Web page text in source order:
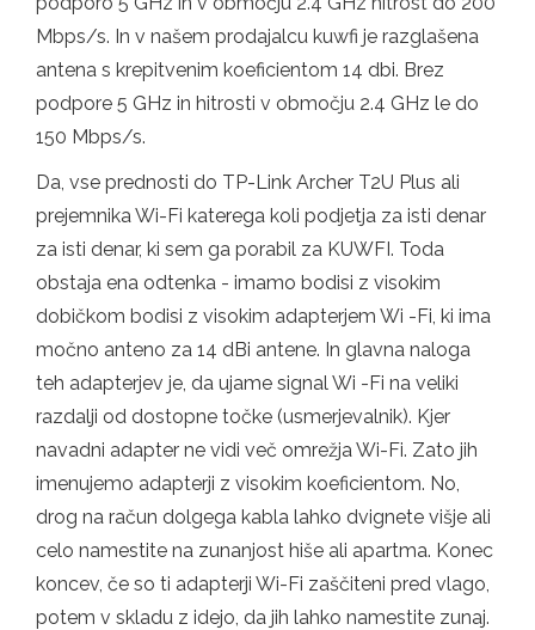
Mbps/s. In v našem prodajalcu kuwfi je razglašena
antena s krepitvenim koeficientom 14 dbi. Brez
podpore 5 GHz in hitrosti v območju 2.4 GHz le do
150 Mbps/s.
Da, vse prednosti do TP-Link Archer T2U Plus ali
prejemnika Wi-Fi katerega koli podjetja za isti denar
za isti denar, ki sem ga porabil za KUWFI. Toda
obstaja ena odtenka - imamo bodisi z visokim
dobičkom bodisi z visokim adapterjem Wi -Fi, ki ima
močno anteno za 14 dBi antene. In glavna naloga
teh adapterjev je, da ujame signal Wi -Fi na veliki
razdalji od dostopne točke (usmerjevalnik). Kjer
navadni adapter ne vidi več omrežja Wi-Fi. Zato jih
imenujemo adapterji z visokim koeficientom. No,
drog na račun dolgega kabla lahko dvignete višje ali
celo namestite na zunanjost hiše ali apartma. Konec
koncev, če so ti adapterji Wi-Fi zaščiteni pred vlago,
potem v skladu z idejo, da jih lahko namestite zunaj.